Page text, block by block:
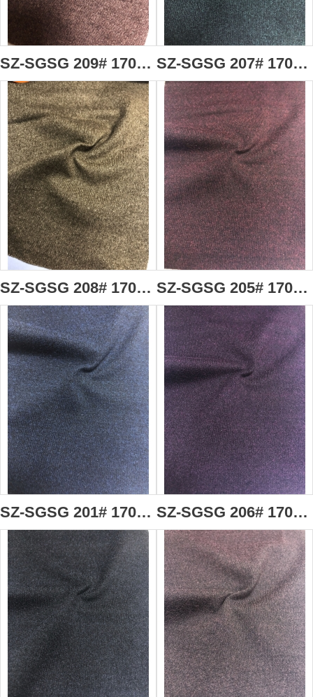
SZ-SGSG 209# 170g/m2 棉型火山岩高分子面料 毛巾面料 91％聚酯纖維(火山岩納米粉體改性)+9%氨綸 吸濕透氣 抗靜電 抗起球 抗菌 抗縮水 負離子 遠紅外蓄熱 多種有益微量礦物元素 SZ-SGSG 207# 170g/m2 棉型火山岩高分子面料 毛巾面料 91％聚酯纖維(火山岩納米粉體改性)+9%氨綸 吸濕透氣 抗靜電 抗起球 抗菌 抗縮水 負離子 遠紅外蓄熱 多種有益微量礦物元素
SZ-SGSG 208# 170g/m2 棉型火山岩高分子面料 毛巾面料 91％聚酯纖維(火山岩納米粉體改性)+9%氨綸 吸濕透氣 抗靜電 抗起球 抗菌 抗縮水 負離子 遠紅外蓄熱 多種有益微量礦物元素 SZ-SGSG 205# 170g/m2 棉型火山岩高分子面料 毛巾面料 91％聚酯纖維(火山岩納米粉體改性)+9%氨綸 吸濕透氣 抗靜電 抗起球 抗菌 抗縮水 負離子 遠紅外蓄熱 多種有益微量礦物元素
SZ-SGSG 201# 170g/m2 棉型火山岩高分子面料 毛巾面料 91％聚酯纖維(火山岩納米粉體改性)+9%氨綸 吸濕透氣 抗靜電 抗起球 抗菌 抗縮水 負離子 遠紅外蓄熱 多種有益微量礦物元素 SZ-SGSG 206# 170g/m2 棉型火山岩高分子面料 毛巾面料 91％聚酯纖維(火山岩納米粉體改性)+9%氨綸 吸濕透氣 抗靜電 抗起球 抗菌 抗縮水 負離子 遠紅外蓄熱 多種有益微量礦物元素